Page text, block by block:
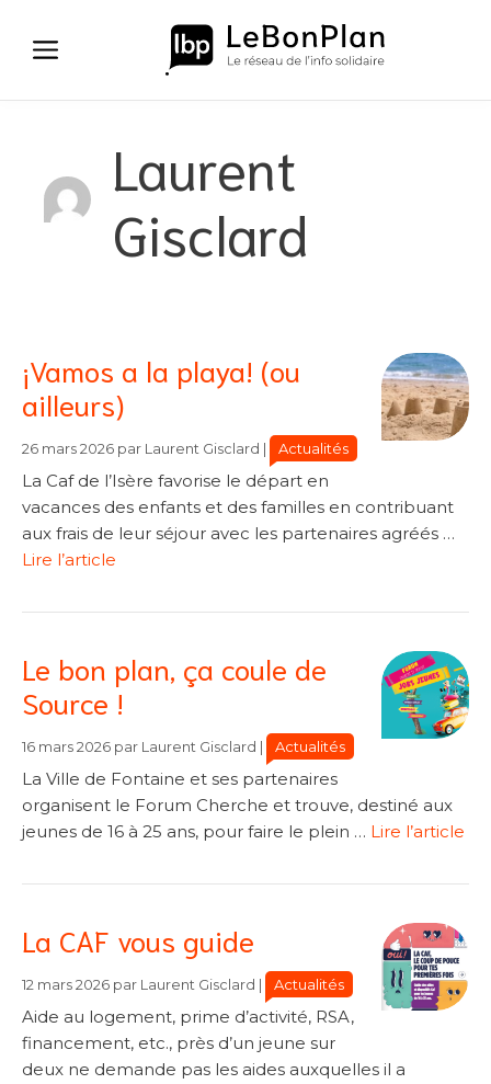
contenu
Laurent
Gisclard
¡Vamos a la playa! (ou
ailleurs)
26 mars 2026 par Laurent Gisclard Catégories
Catégories
Actualités
La Caf de l’Isère favorise le départ en
vacances des enfants et des familles en contribuant
aux frais de leur séjour avec les partenaires agréés …
Lire l’article
Le bon plan, ça coule de
Source !
16 mars 2026 par Laurent Gisclard Catégories
Catégories
Actualités
La Ville de Fontaine et ses partenaires
organisent le Forum Cherche et trouve, destiné aux
jeunes de 16 à 25 ans, pour faire le plein … Lire l’article
La CAF vous guide
12 mars 2026 par Laurent Gisclard Catégories
Catégories
Actualités
Aide au logement, prime d’activité, RSA,
financement, etc., près d’un jeune sur
deux ne demande pas les aides auxquelles il a